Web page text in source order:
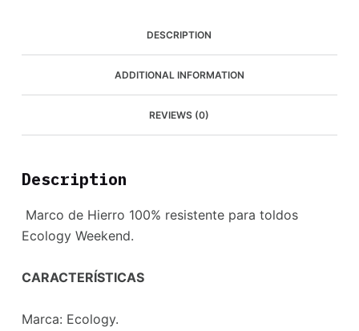
kg
DESCRIPTION
ADDITIONAL INFORMATION
REVIEWS (0)
Description
Marco de Hierro 100% resistente para toldos
Ecology Weekend.
CARACTERÍSTICAS
Marca: Ecology.